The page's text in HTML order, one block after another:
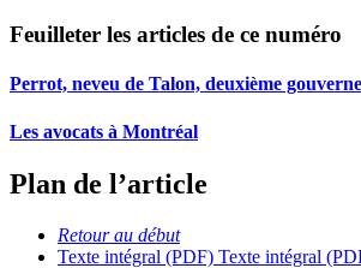
Feuilleter les articles de ce numéro
Perrot, neveu de Talon, deuxième
Les avocats à Montréal
Plan de l’article
Retour au début
Texte intégral (PDF) Texte intégral